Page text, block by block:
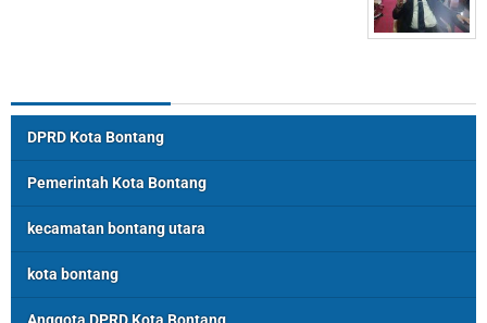
DPRD Kota Bontang
Pemerintah Kota Bontang
kecamatan bontang utara
kota bontang